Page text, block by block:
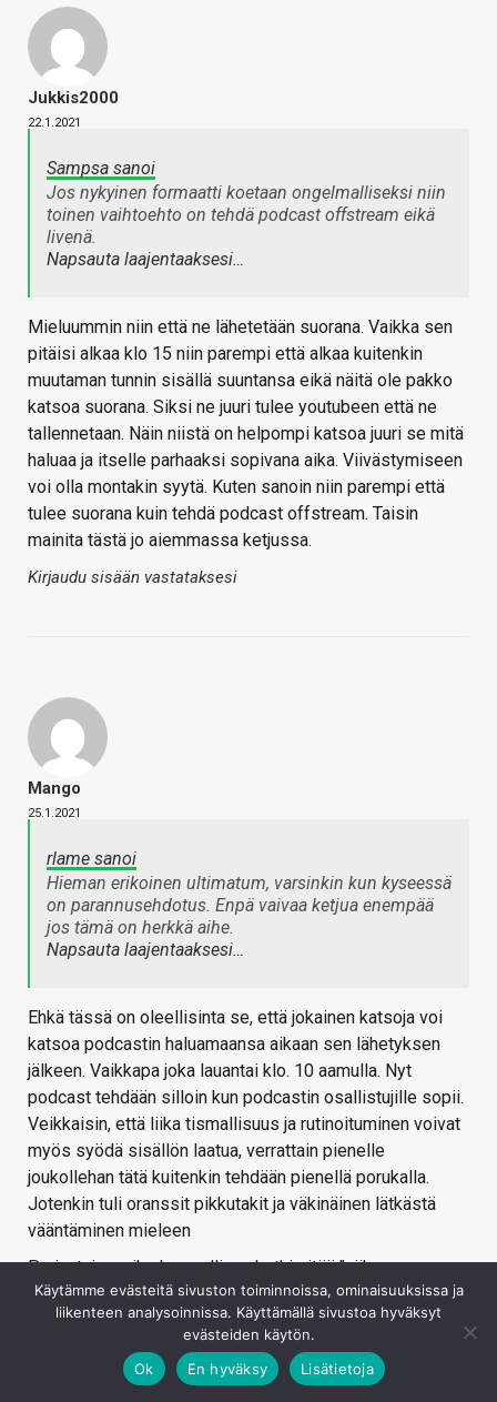
Jukkis2000
22.1.2021
Sampsa sanoi
Jos nykyinen formaatti koetaan ongelmalliseksi niin
toinen vaihtoehto on tehdä podcast offstream eikä
livenä.
Napsauta laajentaaksesi…
Mieluummin niin että ne lähetetään suorana. Vaikka sen
pitäisi alkaa klo 15 niin parempi että alkaa kuitenkin
muutaman tunnin sisällä suuntansa eikä näitä ole pakko
katsoa suorana. Siksi ne juuri tulee youtubeen että ne
tallennetaan. Näin niistä on helpompi katsoa juuri se mitä
haluaa ja itselle parhaaksi sopivana aika. Viivästymiseen
voi olla montakin syytä. Kuten sanoin niin parempi että
tulee suorana kuin tehdä podcast offstream. Taisin
mainita tästä jo aiemmassa ketjussa.
Kirjaudu sisään vastataksesi
Mango
25.1.2021
rlame sanoi
Hieman erikoinen ultimatum, varsinkin kun kyseessä
on parannusehdotus. Enpä vaivaa ketjua enempää
jos tämä on herkkä aihe.
Napsauta laajentaaksesi…
Ehkä tässä on oleellisinta se, että jokainen katsoja voi
katsoa podcastin haluamaansa aikaan sen lähetyksen
jälkeen. Vaikkapa joka lauantai klo. 10 aamulla. Nyt
podcast tehdään silloin kun podcastin osallistujille sopii.
Veikkaisin, että liika tismallisuus ja rutinoituminen voivat
myös syödä sisällön laatua, verrattain pienelle
joukollehan tätä kuitenkin tehdään pienellä porukalla.
Jotenkin tuli oranssit pikkutakit ja väkinäinen lätkästä
vääntäminen mieleen
Perjantai on aika luonnollinen hetki pitää "viikon
uutiskatsaus", mutta toisaalta eiköhän juontajatkin jo
tuossa vaiheessa halua vaihtaa vapaalle niin kuin muutkin
Kirjaudu sisään vastataksesi
Käytämme evästeitä sivuston toiminnoissa, ominaisuuksissa ja
liikenteen analysoinnissa. Käyttämällä sivustoa hyväksyt
evästeiden käytön.
Ok
En hyväksy Lisätietoja